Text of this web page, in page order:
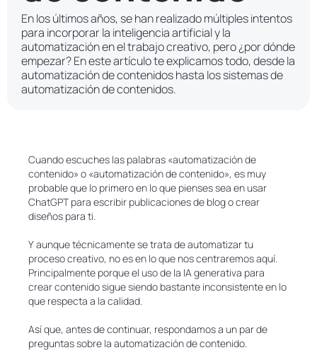
En los últimos años, se han realizado múltiples intentos
para incorporar la inteligencia artificial y la
automatización en el trabajo creativo, pero ¿por dónde
empezar? En este artículo te explicamos todo, desde la
automatización de contenidos hasta los sistemas de
automatización de contenidos.
Cuando escuches las palabras «automatización de
contenido» o «automatización de contenido», es muy
probable que lo primero en lo que pienses sea en usar
ChatGPT para escribir publicaciones de blog o crear
diseños para ti.
Y aunque técnicamente se trata de automatizar tu
proceso creativo, no es en lo que nos centraremos aquí.
Principalmente porque el uso de la IA generativa para
crear contenido sigue siendo bastante inconsistente en lo
que respecta a la calidad.
Así que, antes de continuar, respondamos a un par de
preguntas sobre la automatización de contenido.